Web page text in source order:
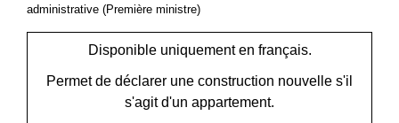
administrative (Première ministre)
Disponible uniquement en français.
Permet de déclarer une construction nouvelle s'il
s'agit d'un appartement.